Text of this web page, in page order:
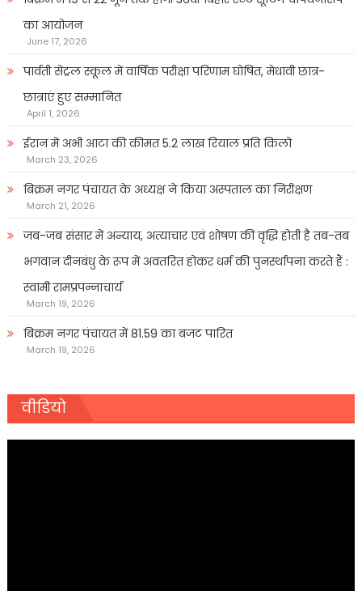
का आयोजन
June 17, 2026
पार्वती सेंट्रल स्कूल में वार्षिक परीक्षा परिणाम घोषित, मेधावी छात्र-
छात्राएं हुए सम्मानित
April 1, 2026
ईरान में अभी आटा की कीमत 5.2 लाख रियाल प्रति किलो
March 23, 2026
बिक्रम नगर पंचायत के अध्यक्ष ने किया अस्पताल का निरीक्षण
March 21, 2026
जब-जब संसार में अन्याय, अत्याचार एवं शोषण की वृद्धि होती है तब-तब
भगवान दीनबंधु के रूप में अवतरित होकर धर्म की पुनर्स्थापना करते हैं :
स्वामी रामप्रपन्नाचार्य
March 19, 2026
बिक्रम नगर पंचायत में 81.59 का बजट पारित
March 19, 2026
वीडियो